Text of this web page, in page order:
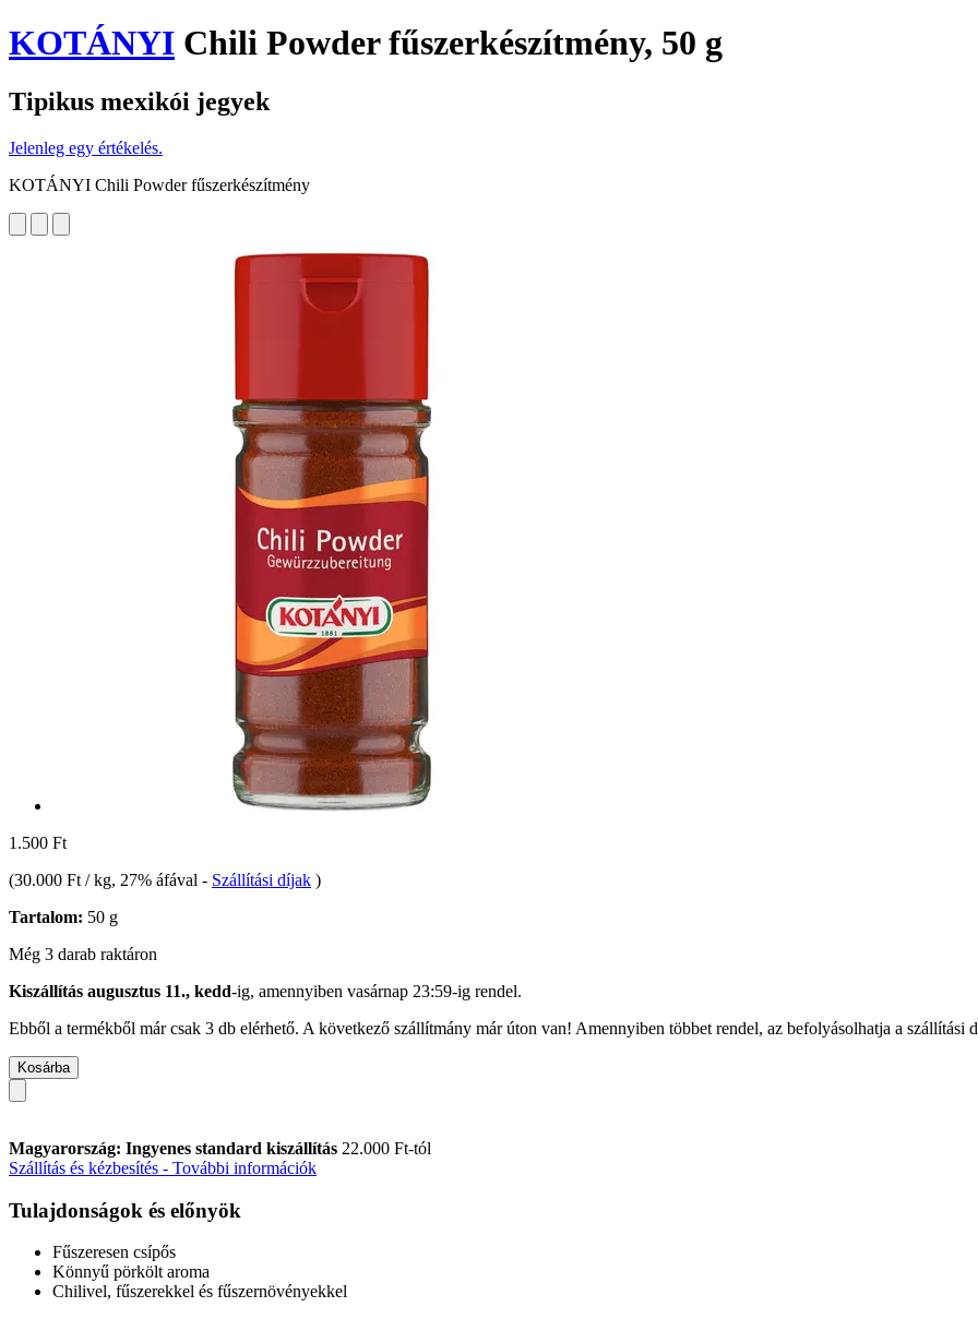
KOTÁNYI Chili Powder fűszerkészítmény, 50 g
Tipikus mexikói jegyek
Jelenleg egy értékelés.
KOTÁNYI Chili Powder fűszerkészítmény
1.500 Ft
(30.000 Ft / kg, 27% áfával - Szállítási díjak )
Tartalom: 50 g
Még 3 darab raktáron
Kiszállítás augusztus 11., kedd-ig, amennyiben vasárnap 23:59-ig rendel.
Ebből a termékből már csak 3 db elérhető. A következő szállítmány már úton van! Amennyiben többet rendel, az befolyásolhatja a szállítási
Kosárba
Magyarország: Ingyenes standard kiszállítás 22.000 Ft-tól
Szállítás és kézbesítés - További információk
Tulajdonságok és előnyök
Fűszeresen csípős
Könnyű pörkölt aroma
Chilivel, fűszerekkel és fűszernövényekkel